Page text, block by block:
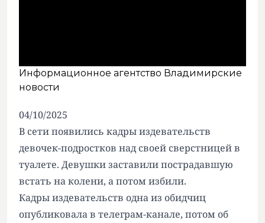
Информационное агентство Владимирские
новости
04/10/2025
В сети появились кадры издевательств
девочек-подростков над своей сверстницей в
туалете. Девушки заставили пострадавшую
встать на колени, а потом избили.
Кадры издевательств одна из обидчиц
опубликовала в телеграм-канале, потом об